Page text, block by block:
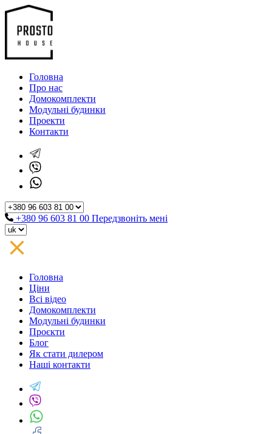
Головна
Про нас
Домокомплекти
Модульні будинки
Проекти
Контакти
+380 96 603 81 00 Передзвоніть мені
Головна
Ціни
Всі відео
Домокомплекти
Модульні будинки
Проєкти
Блог
Як стати дилером
Наші контакти